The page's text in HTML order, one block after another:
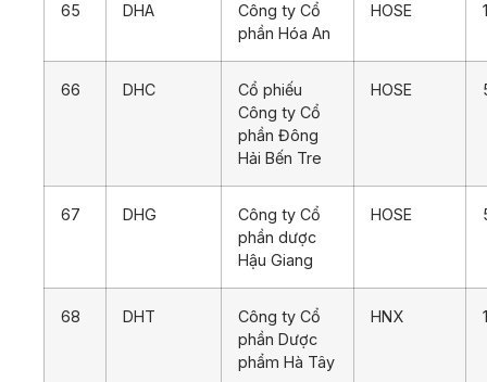
65 DHA
Công ty Cổ
phần Hóa An
HOSE
66 DHC
Cổ phiếu
Công ty Cổ
phần Đông
Hải Bến Tre
HOSE
67 DHG
Công ty Cổ
phần dược
Hậu Giang
HOSE
68 DHT
Công ty Cổ
phần Dược
phẩm Hà Tây
HNX